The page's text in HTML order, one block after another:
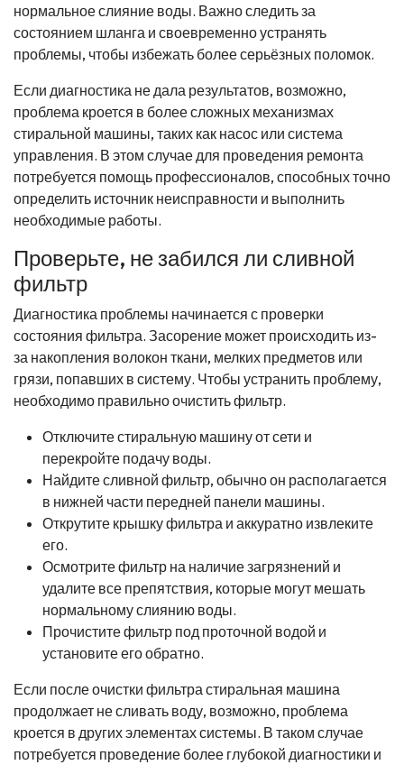
нормальное слияние воды. Важно следить за
состоянием шланга и своевременно устранять
проблемы, чтобы избежать более серьёзных поломок.
Если диагностика не дала результатов, возможно,
проблема кроется в более сложных механизмах
стиральной машины, таких как насос или система
управления. В этом случае для проведения ремонта
потребуется помощь профессионалов, способных точно
определить источник неисправности и выполнить
необходимые работы.
Проверьте, не забился ли сливной
фильтр
Диагностика проблемы начинается с проверки
состояния фильтра. Засорение может происходить из-
за накопления волокон ткани, мелких предметов или
грязи, попавших в систему. Чтобы устранить проблему,
необходимо правильно очистить фильтр.
Отключите стиральную машину от сети и
перекройте подачу воды.
Найдите сливной фильтр, обычно он располагается
в нижней части передней панели машины.
Открутите крышку фильтра и аккуратно извлеките
его.
Осмотрите фильтр на наличие загрязнений и
удалите все препятствия, которые могут мешать
нормальному слиянию воды.
Прочистите фильтр под проточной водой и
установите его обратно.
Если после очистки фильтра стиральная машина
продолжает не сливать воду, возможно, проблема
кроется в других элементах системы. В таком случае
потребуется проведение более глубокой диагностики и